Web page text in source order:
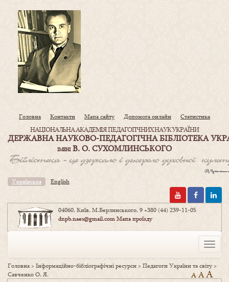
Головна Контакти Мапа сайту Допомога онлайн Статистика
НАЦІОНАЛЬНА АКАДЕМІЯ ПЕДАГОГІЧНИХ НАУК УКРАЇНИ
ДЕРЖАВНА НАУКОВО-ПЕДАГОГІЧНА БІБЛІОТЕКА
ІМЕНІВ. О. СУХОМЛИНСЬКОГО
Українська English
04060, Київ, М.Берлинського, 9+380 (44) 239-11-05
dnpb.naes@gmail.comМапа проїзду
Toggle
Головна >Інформаційно-бібліографічні ресурси >Педагоги України та світу>
Савченко О. Я.
A AA